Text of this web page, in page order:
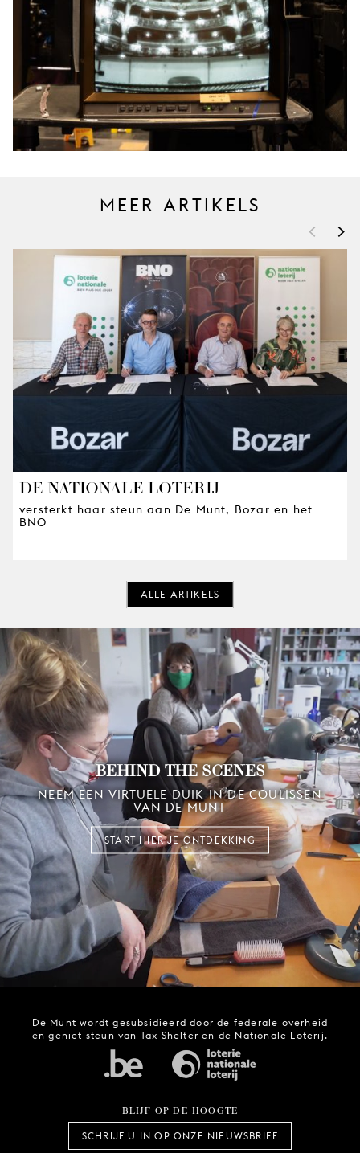
MEER ARTIKELS
< >
DE NATIONALE LOTERIJ
versterkt haar steun aan De Munt, Bozar en het
BNO
ALLE ARTIKELS
BEHIND THE SCENES
NEEM EEN VIRTUELE DUIK IN DE COULISSEN
VAN DE MUNT
START HIER JE ONTDEKKING
De Munt wordt gesubsidieerd door de federale overheid
en geniet steun van Tax Shelter en de Nationale Loterij.
BLIJF OP DE HOOGTE
SCHRIJF U IN OP ONZE NIEUWSBRIEF